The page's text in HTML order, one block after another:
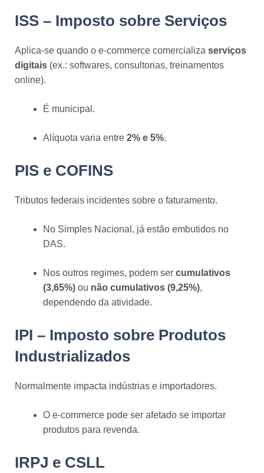
ISS – Imposto sobre Serviços
Aplica-se quando o e-commerce comercializa serviços
digitais (ex.: softwares, consultorias, treinamentos
online).
É municipal.
Alíquota varia entre 2% e 5%.
PIS e COFINS
Tributos federais incidentes sobre o faturamento.
No Simples Nacional, já estão embutidos no
DAS.
Nos outros regimes, podem ser cumulativos
(3,65%) ou não cumulativos (9,25%),
dependendo da atividade.
IPI – Imposto sobre Produtos
Industrializados
Normalmente impacta indústrias e importadores.
O e-commerce pode ser afetado se importar
produtos para revenda.
IRPJ e CSLL